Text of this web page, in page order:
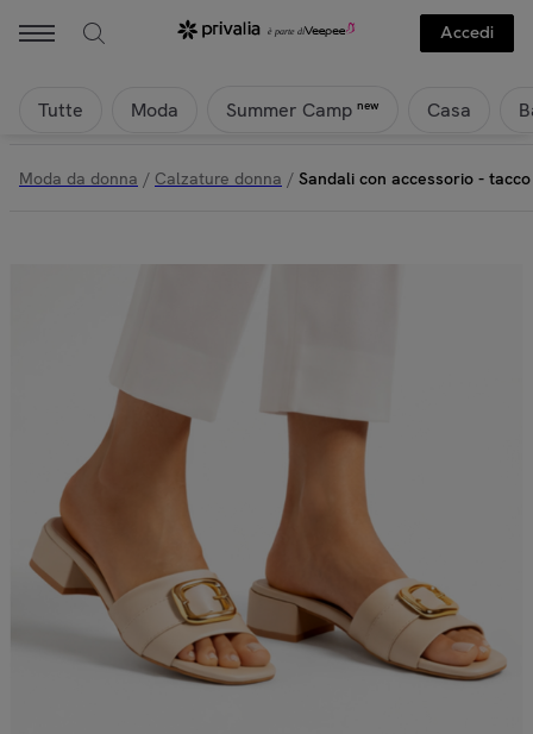
Accedi
Tutte Moda Summer Camp new Casa
Moda da donna / Calzature donna / Sandali con accessorio -